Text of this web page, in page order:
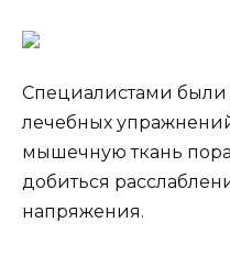
Специалистами были
лечебных
мышечную ткань
добиться
напряжения.